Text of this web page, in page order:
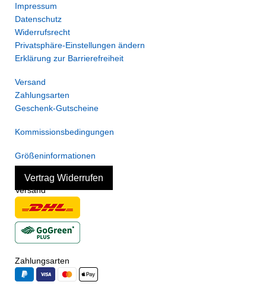
Impressum
Datenschutz
Widerrufsrecht
Privatsphäre-Einstellungen ändern
Erklärung zur Barrierefreiheit
Versand
Zahlungsarten
Geschenk-Gutscheine
Kommissionsbedingungen
Größeninformationen
Vertrag Widerrufen
Versand
Zahlungsarten